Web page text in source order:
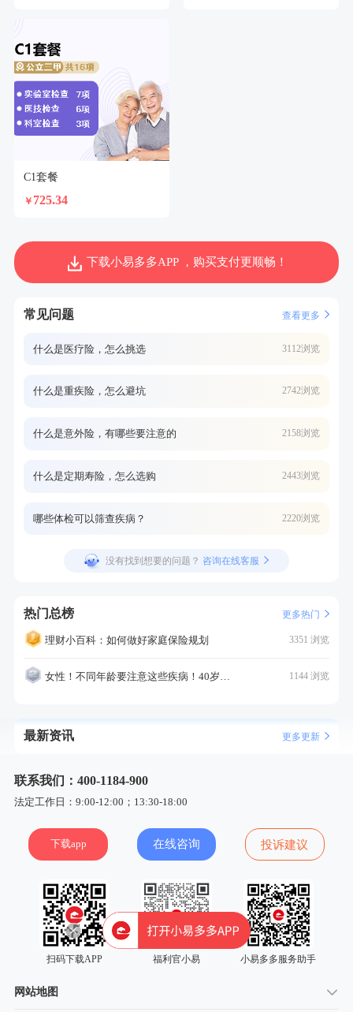
C1套餐
￥ 725.34
下载小易多多APP ，购买支付更顺畅！
常见问题 查看更多
什么是医疗险，怎么挑选 3112浏览
什么是重疾险，怎么避坑 2742浏览
什么是意外险，有哪些要注意的 2158浏览
什么是定期寿险，怎么选购 2443浏览
哪些体检可以筛查疾病？ 2220浏览
没有找到想要的问题？ 咨询在线客服
热门总榜 更多热门
理财小百科：如何做好家庭保险规划 3351 浏览
女性！不同年龄要注意这些疾病！40岁的这个疾病最需要注意！ 1144 浏览
最新资讯 更多更新
联系我们：400-1184-900
法定工作日：9:00-12:00；13:30-18:00
下载app 在线咨询 投诉建议
扫码下载APP 福利官小易 小易多多服务助手
网站地图